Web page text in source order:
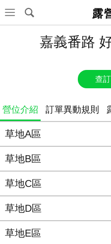
露
嘉義番路
查
營位介紹 訂單異動規則
草地A區
草地B區
草地C區
草地D區
草地E區